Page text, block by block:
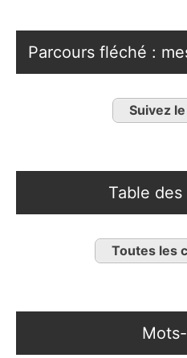
Parcours fléché :
Suivez
Table
Toutes les